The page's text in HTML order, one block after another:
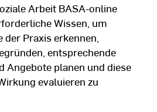
Arbeit BASA-online
Wissen, um
der Praxis erkennen,
entsprechende
Angebote planen und diese
evaluieren zu